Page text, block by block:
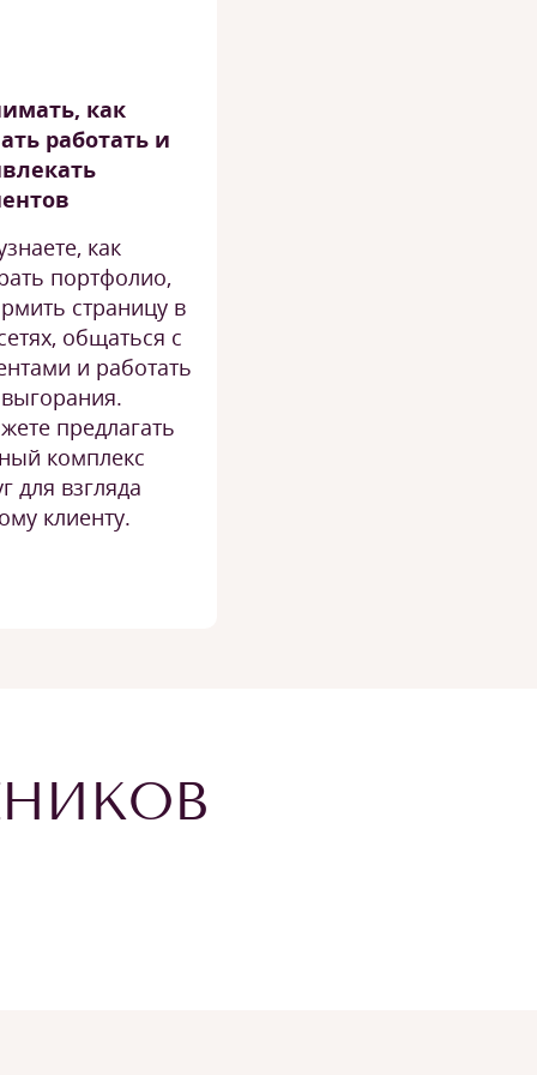
как
работать и
как
портфолио,
страницу в
общаться с
и работать
предлагать
комплекс
для взгляда
клиенту.